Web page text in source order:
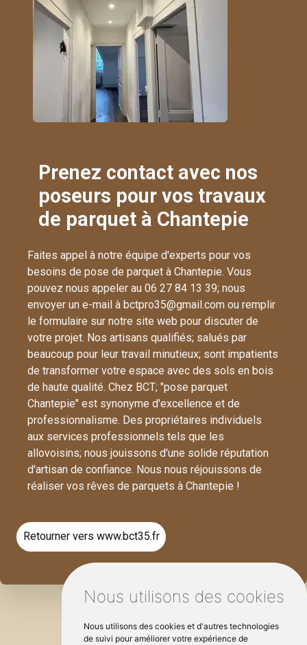
Nous utilisons des cookies
Nous utilisons des cookies et d'autres technologies
de suivi pour améliorer votre expérience de
Prenez contact avec nos
poseurs pour vos travaux
de parquet à Chantepie
Faites appel à notre équipe d'experts pour vos
besoins de pose de parquet à Chantepie. Vous
pouvez nous appeler au 06 27 84 13 39; nous
envoyer un e-mail à bctpro35@gmail.com ou remplir
le formulaire sur notre site web pour discuter de
votre projet. Nos artisans qualifiés; salués par
beaucoup pour leur travail minutieux; sont impatients
de transformer votre espace avec des sols en bois
de haute qualité. Chez BCT; "pose parquet
Chantepie" est synonyme d'excellence et de
professionnalisme. Des propriétaires individuels
aux services professionnels tels que les
allovoisins; nous jouissons d'une solide réputation
d'artisan de confiance. Nous nous réjouissons de
réaliser vos rêves de parquets à Chantepie !
Retourner vers www.bct35.fr